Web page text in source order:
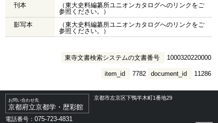
刊本
（東大史料編纂所ユニオンカタログへのリンクをご
参照ください。）
影写本
（東大史料編纂所ユニオンカタログへのリンクをご
参照ください。）
東寺文書検索システムの文書番号 1000320220000
document_id 11286
item_id 7782
お問い合わせ先
京都府立京都学・歴彩館
京都市左京区下鴨半木町1番地29
電話番号：075-723-4831